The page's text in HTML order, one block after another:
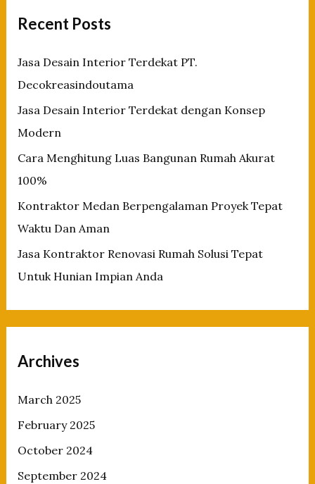
c
f
o
r
:
Recent Posts
Jasa Desain Interior Terdekat PT.
Decokreasindoutama
Jasa Desain Interior Terdekat dengan Konsep
Modern
Cara Menghitung Luas Bangunan Rumah Akurat
100%
Kontraktor Medan Berpengalaman Proyek Tepat
Waktu Dan Aman
Jasa Kontraktor Renovasi Rumah Solusi Tepat
Untuk Hunian Impian Anda
Archives
March 2025
February 2025
October 2024
September 2024